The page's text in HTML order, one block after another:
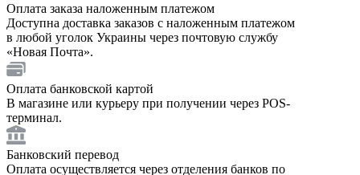
Оплата заказа наложенным платежом
Доступна доставка заказов с наложенным платежом
в любой уголок Украины через почтовую службу
«Новая Почта».
Оплата банковской картой
В магазине или курьеру при получении через POS-
терминал.
Банковский перевод
Оплата осуществляется через отделения банков по